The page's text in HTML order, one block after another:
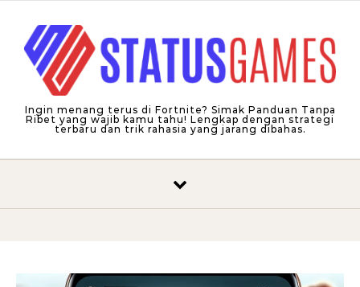
Ingin menang terus di Fortnite? Simak Panduan Tanpa
Ribet yang wajib kamu tahu! Lengkap dengan strategi
terbaru dan trik rahasia yang jarang dibahas.